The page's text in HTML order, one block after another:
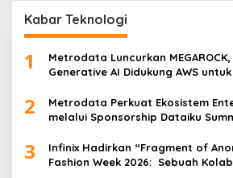
Kabar Teknologi
1
Metrodata Luncurkan
Generative AI Didukung AWS
2
Metrodata Perkuat Ekosistem
melalui Sponsorship Dataiku
3
Infinix Hadirkan “Fragment of
Fashion Week 2026: Sebuah